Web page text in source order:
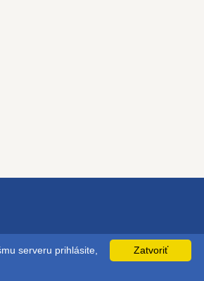
Zatvoriť
serveru prihlásite,